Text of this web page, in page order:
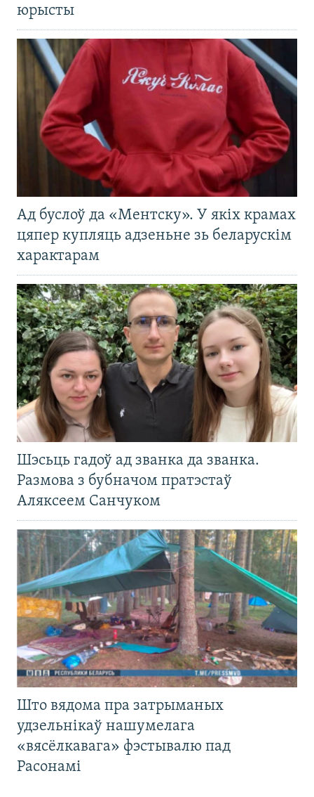
юрысты
Ад буслоў да «Ментску». У якіх крамах
цяпер купляць адзеньне зь беларускім
характарам
Шэсьць гадоў ад званка да званка.
Размова з бубначом пратэстаў
Аляксеем Санчуком
Што вядома пра затрыманых
удзельнікаў нашумелага
«вясёлкавага» фэстывалю пад
Расонамі